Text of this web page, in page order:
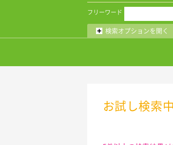
フリーワード
検索オプションを開く
お試し検索中